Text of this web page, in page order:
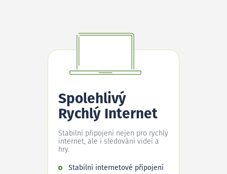
Spolehlivý
Rychlý Internet
Stabilní připojení nejen pro rychlý
internet, ale i sledování videí a
hry.
Stabilní internetové připojení